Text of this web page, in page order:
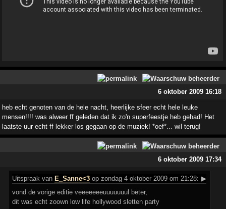
6 oktober 2009 16:18
heb echt genoten van de hele nacht, heerlijke sfeer echt hele leuke
mensen!!!! was alweer ff geleden dat ik zo'n superfeestje heb gehad! Het
laatste uur echt ff lekker los gegaan op de muziek! *oef*... wil terug!
6 oktober 2009 17:34
Uitspraak van E_Sanne<3 op zondag 4 oktober 2009 om 21:28: ▶
vond de vorige editie veeeeeeeuuuuuuul beter,
dit was echt zoown low life hollywood sletten party